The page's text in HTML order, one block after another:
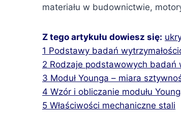
materiału w budownictwie,
Z tego artykułu dowiesz się:
1 Podstawy badań
2 Rodzaje podstawowych badań
3 Moduł Younga – miara
4 Wzór i obliczanie modułu
5 Właściwości mechaniczne stali